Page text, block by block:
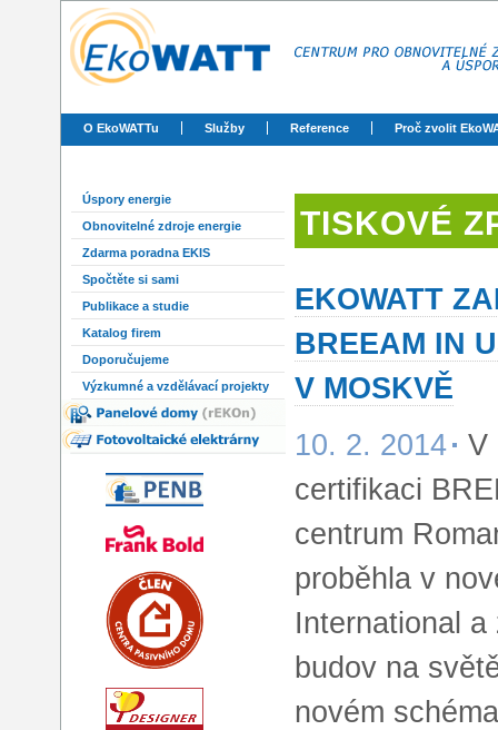
O EkoWATTu Služby Reference Proč zvolit
Úspory energie
Obnovitelné zdroje energie
Zdarma poradna EKIS
Spočtěte si sami
Publikace a studie
Katalog firem
Doporučujeme
Výzkumné a vzdělávací projekty
TISKOVÉ
EKOWATT
BREEAM IN
V MOSKVĚ
10. 2. 2014
V
certifikaci
centrum
proběhla v
International
budov na
novém